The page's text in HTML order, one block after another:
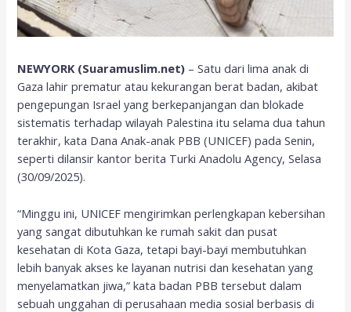
NEWYORK (Suaramuslim.net) – Satu dari lima anak di
Gaza lahir prematur atau kekurangan berat badan, akibat
pengepungan Israel yang berkepanjangan dan blokade
sistematis terhadap wilayah Palestina itu selama dua tahun
terakhir, kata Dana Anak-anak PBB (UNICEF) pada Senin,
seperti dilansir kantor berita Turki Anadolu Agency, Selasa
(30/09/2025).
“Minggu ini, UNICEF mengirimkan perlengkapan kebersihan
yang sangat dibutuhkan ke rumah sakit dan pusat
kesehatan di Kota Gaza, tetapi bayi-bayi membutuhkan
lebih banyak akses ke layanan nutrisi dan kesehatan yang
menyelamatkan jiwa,” kata badan PBB tersebut dalam
sebuah unggahan di perusahaan media sosial berbasis di